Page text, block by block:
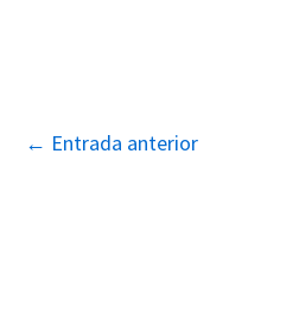
Navegación
← Entrada anterior